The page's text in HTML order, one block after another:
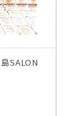
SALON